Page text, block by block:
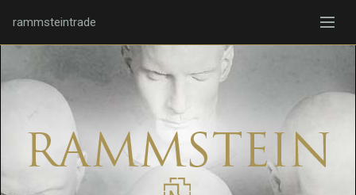
rammsteintrade